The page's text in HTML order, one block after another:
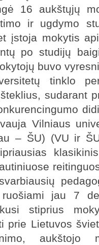
16 aukštųjų
ir ugdymo
įstoja mokytis
po studijų
buvo
tinklo
sudarant
Vilniaus
– ŠU) (VU ir
jau 7
stiprius
prie Lietuvos